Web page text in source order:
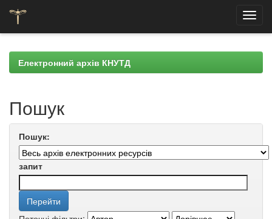
navigationЕлектронний архів КНУТД
Пошук
Пошук:
запит